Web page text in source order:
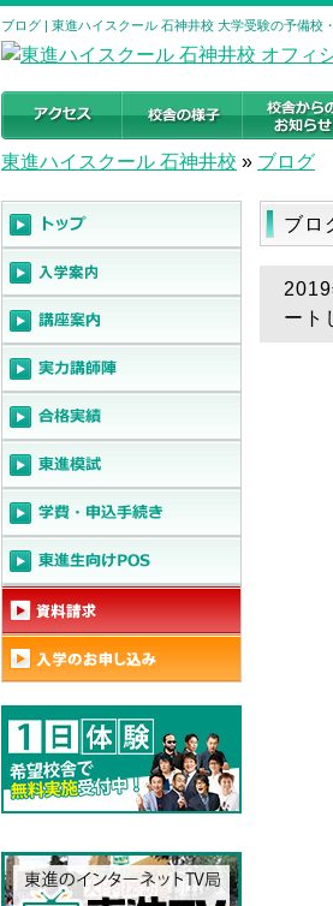
ブログ | 東進ハイスクール 石神井校 大学受験の予備校
東進ハイスクール 石神井校 » ブログ
ブ
ート